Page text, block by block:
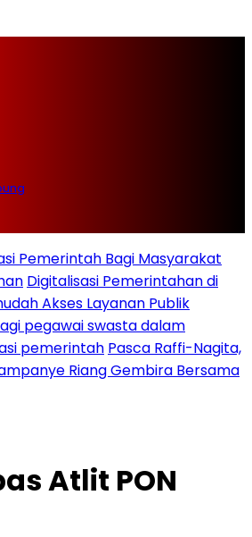
Pemerintah Bagi Masyarakat
Digitalisasi Pemerintahan di
Akses Layanan Publik
pegawai swasta dalam
pemerintah Pasca Raffi-Nagita,
Riang Gembira Bersama
Atlit PON